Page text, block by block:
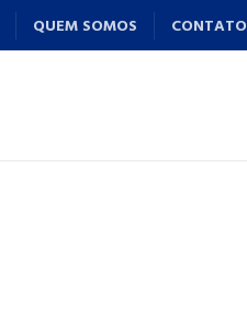
QUEM SOMOS CONTATO